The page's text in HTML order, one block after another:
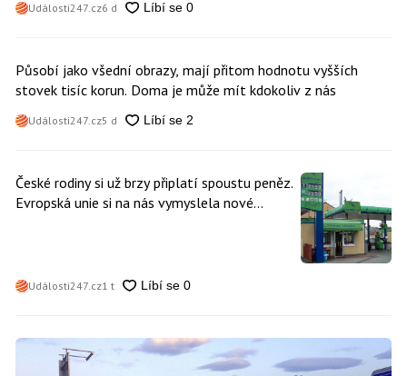
Události247.cz6 d
Působí jako všední obrazy, mají přitom hodnotu vyšších
stovek tisíc korun. Doma je může mít kdokoliv z nás
Události247.cz5 d
České rodiny si už brzy připlatí spoustu peněz.
Evropská unie si na nás vymyslela nové
Události247.cz1 t